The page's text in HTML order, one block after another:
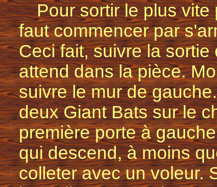
Pour sortir le plus
faut commencer par
Ceci fait, suivre la
attend dans la pièce.
suivre le mur de
deux Giant Bats sur le
première porte à
qui descend, à moins
colleter avec un voleur.